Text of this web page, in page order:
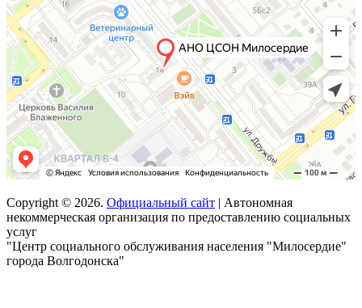
Copyright © 2026. Официальный сайт | Автономная
некоммерческая организация по предоставлению социальных
услуг
"Центр социального обслуживания населения "Милосердие"
города Волгодонска"